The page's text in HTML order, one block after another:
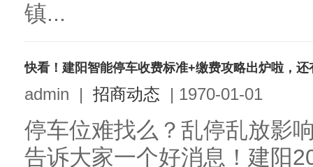
镇...
快看！建阳智能停车收费标准+缴费攻略出炉啦，
admin | 招商动态 | 1970-01-01
停车位难找么？乱停乱放影
告诉大家一个好消息！建阳